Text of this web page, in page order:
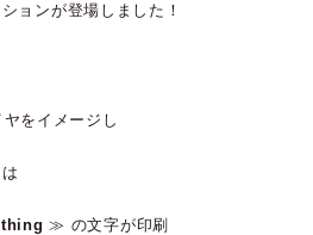
ョンが登場しました！
をイメージし
≫ の文字が印刷